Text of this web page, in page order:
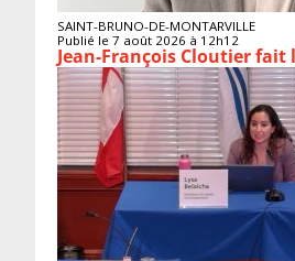
SAINT-BRUNO-DE-MONTARVILLE
Publié le 7 août 2026 à 12h12
Jean-François Cloutier